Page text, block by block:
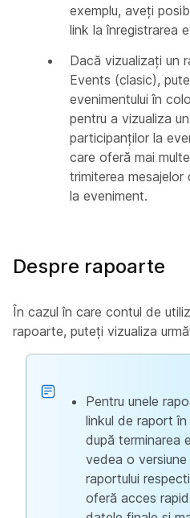
exemplu, aveți
link la înregistrarea
Dacă vizualizați un
Events (clasic),
evenimentului în
pentru a vizualiza
participanților la
care oferă mai
trimiterea
la eveniment.
Despre rapoarte
În cazul în care contul de
rapoarte, puteți vizualiza
Pentru unele
linkul de raport
după terminarea
vedea o versiune
raportului
oferă acces